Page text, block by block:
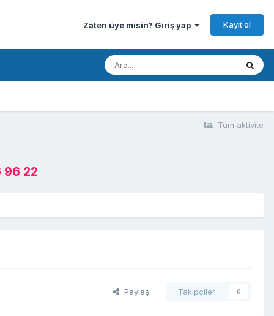
Zaten üye misin? Giriş yap Kayıt ol
Tüm aktivite
96 22
Paylaş Takipçiler 0